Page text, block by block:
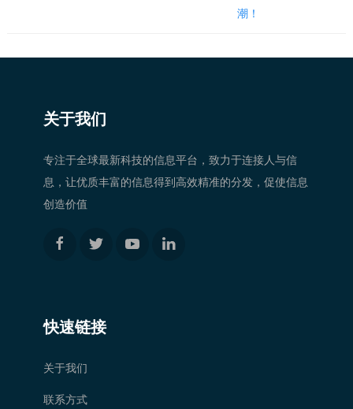
关于我们
专注于全球最新科技的信息平台，致力于连接人与信
息，让优质丰富的信息得到高效精准的分发，促使信息
创造价值
快速链接
关于我们
联系方式